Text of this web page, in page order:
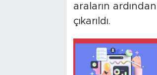
araların
çıkarıldı.